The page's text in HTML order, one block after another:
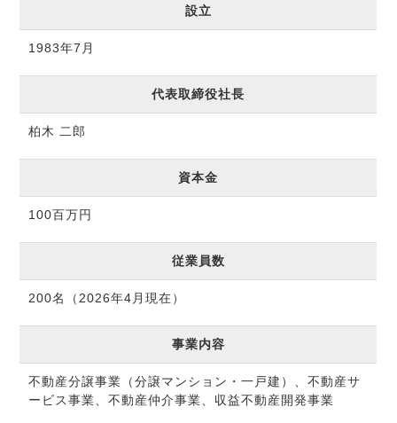
設立
1983年7月
代表取締役社長
柏木 二郎
資本金
100百万円
従業員数
200名（2026年4月現在）
事業内容
不動産分譲事業（分譲マンション・一戸建）、不動産サ
ービス事業、不動産仲介事業、収益不動産開発事業